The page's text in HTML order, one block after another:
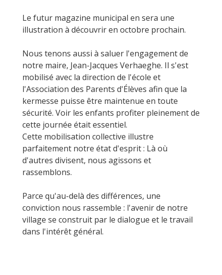
Le futur magazine municipal en sera une
illustration à découvrir en octobre prochain.
Nous tenons aussi à saluer l'engagement de
notre maire, Jean-Jacques Verhaeghe. Il s'est
mobilisé avec la direction de l'école et
l'Association des Parents d'Élèves afin que la
kermesse puisse être maintenue en toute
sécurité. Voir les enfants profiter pleinement de
cette journée était essentiel.
Cette mobilisation collective illustre
parfaitement notre état d'esprit : Là où
d'autres divisent, nous agissons et
rassemblons.
Parce qu'au-delà des différences, une
conviction nous rassemble : l'avenir de notre
village se construit par le dialogue et le travail
dans l'intérêt général.